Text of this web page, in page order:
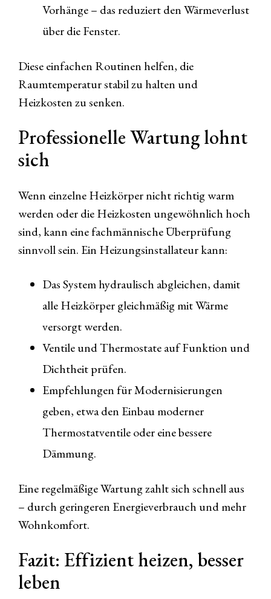
Vorhänge – das reduziert den Wärmeverlust
über die Fenster.
Diese einfachen Routinen helfen, die
Raumtemperatur stabil zu halten und
Heizkosten zu senken.
Professionelle Wartung lohnt
sich
Wenn einzelne Heizkörper nicht richtig warm
werden oder die Heizkosten ungewöhnlich hoch
sind, kann eine fachmännische Überprüfung
sinnvoll sein. Ein Heizungsinstallateur kann:
Das System hydraulisch abgleichen, damit
alle Heizkörper gleichmäßig mit Wärme
versorgt werden.
Ventile und Thermostate auf Funktion und
Dichtheit prüfen.
Empfehlungen für Modernisierungen
geben, etwa den Einbau moderner
Thermostatventile oder eine bessere
Dämmung.
Eine regelmäßige Wartung zahlt sich schnell aus
– durch geringeren Energieverbrauch und mehr
Wohnkomfort.
Fazit: Effizient heizen, besser
leben